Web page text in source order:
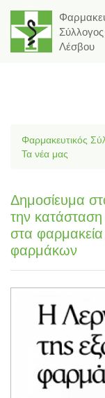
Σύλλογος
Λέσβου
Φαρμακευτικός
Τα νέα μας
Δημοσίευμα
την κατάσταση
στα
φαρμάκων